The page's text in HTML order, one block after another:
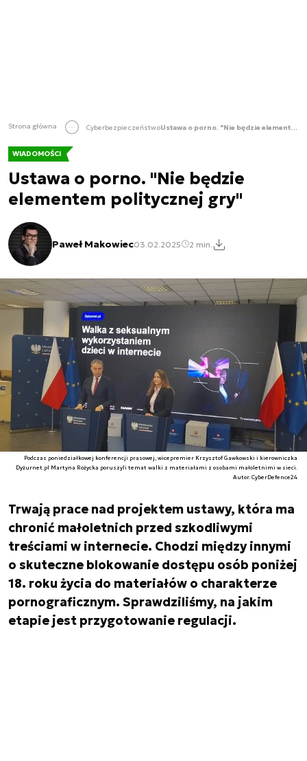
Strona główna Cyberbezpieczeństwo Ustawa o porno. "Nie będzie elementem politycznej gry"
WIADOMOŚCI
Ustawa o porno. "Nie będzie
elementem politycznej gry"
Paweł Makowiec03.02.2025 2 min.
Podczas poniedziałkowej konferencji prasowej, wicepremier Krzysztof Gawkowski i kierowniczka
Dyżurnet.pl Martyna Różycka poruszyli temat walki z materiałami z osobami małoletnimi w sieci.
Autor. CyberDefence24
Trwają prace nad projektem ustawy, która ma
chronić małoletnich przed szkodliwymi
treściami w internecie. Chodzi między innymi
o skuteczne blokowanie dostępu osób poniżej
18. roku życia do materiałów o charakterze
pornograficznym. Sprawdziliśmy, na jakim
etapie jest przygotowanie regulacji.